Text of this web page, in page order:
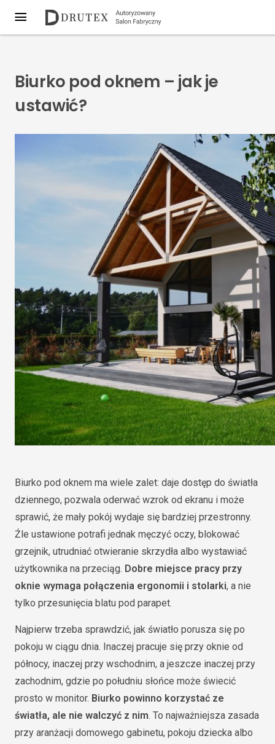
Biurko pod oknem – jak je
ustawić?
Biurko pod oknem ma wiele zalet: daje dostęp do światła
dziennego, pozwala oderwać wzrok od ekranu i może
sprawić, że mały pokój wydaje się bardziej przestronny.
Źle ustawione potrafi jednak męczyć oczy, blokować
grzejnik, utrudniać otwieranie skrzydła albo wystawiać
użytkownika na przeciąg. Dobre miejsce pracy przy
oknie wymaga połączenia ergonomii i stolarki, a nie
tylko przesunięcia blatu pod parapet.
Najpierw trzeba sprawdzić, jak światło porusza się po
pokoju w ciągu dnia. Inaczej pracuje się przy oknie od
północy, inaczej przy wschodnim, a jeszcze inaczej przy
zachodnim, gdzie po południu słońce może świecić
prosto w monitor. Biurko powinno korzystać ze
światła, ale nie walczyć z nim. To najważniejsza zasada
przy aranżacji domowego gabinetu, pokoju dziecka albo